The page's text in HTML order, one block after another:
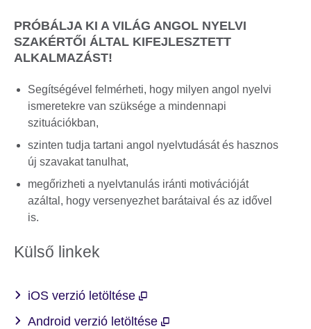
PRÓBÁLJA KI A VILÁG ANGOL NYELVI
SZAKÉRTŐI ÁLTAL KIFEJLESZTETT
ALKALMAZÁST!
Segítségével felmérheti, hogy milyen angol nyelvi
ismeretekre van szüksége a mindennapi
szituációkban,
szinten tudja tartani angol nyelvtudását és hasznos
új szavakat tanulhat,
megőrizheti a nyelvtanulás iránti motivációját
azáltal, hogy versenyezhet barátaival és az idővel
is.
Külső linkek
iOS verzió letöltése
Android verzió letöltése